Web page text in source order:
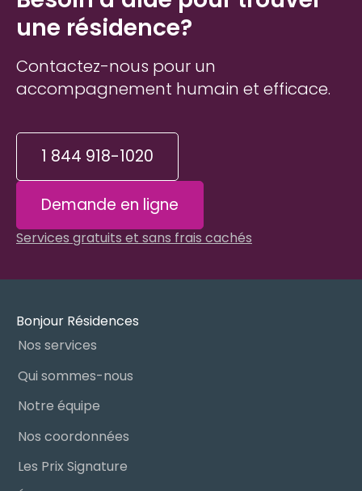
une résidence?
Contactez-nous pour un
accompagnement humain et efficace.
1 844 918-1020
Demande en ligne
Services gratuits et sans frais cachés
Bonjour Résidences
Nos services
Qui sommes-nous
Notre équipe
Nos coordonnées
Les Prix Signature